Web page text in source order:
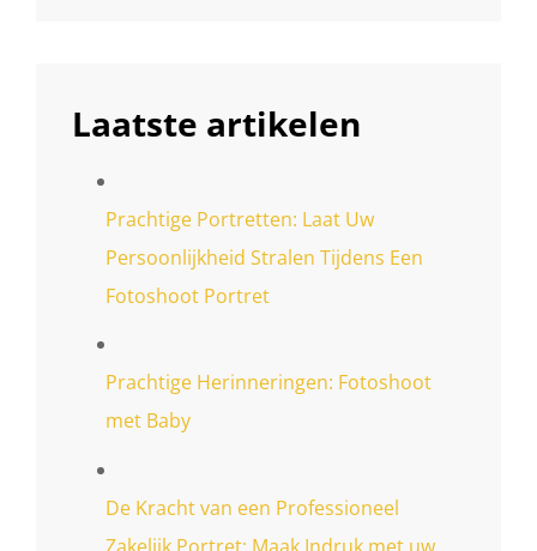
Laatste artikelen
Prachtige Portretten: Laat Uw
Persoonlijkheid Stralen Tijdens Een
Fotoshoot Portret
Prachtige Herinneringen: Fotoshoot
met Baby
De Kracht van een Professioneel